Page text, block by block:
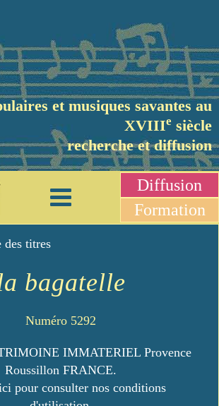
et musiques savantes au
XVIIIe siècle
recherche et diffusion
Diffusion
Formation
des titres
bagatelle
Numéro 5292
IMMATERIEL Provence
Roussillon FRANCE.
pour consulter nos conditions